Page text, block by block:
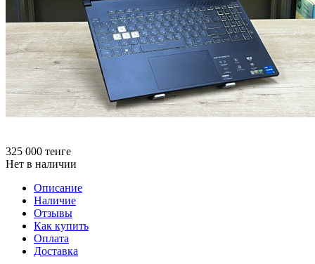
325 000 тенге
Нет в наличии
Описание
Наличие
Отзывы
Как купить
Оплата
Доставка